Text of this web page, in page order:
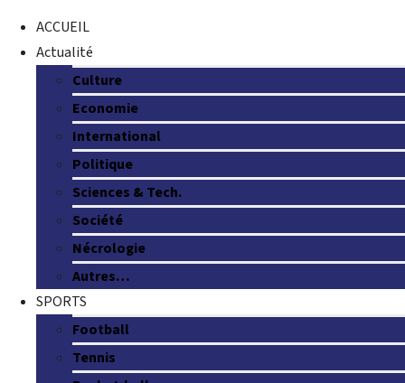
ACCUEIL
Actualité
Culture
Economie
International
Politique
Sciences & Tech.
Société
Nécrologie
Autres…
SPORTS
Football
Tennis